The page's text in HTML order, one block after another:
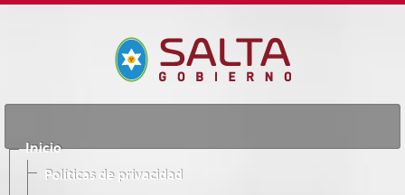
Inicio
Políticas de privacidad